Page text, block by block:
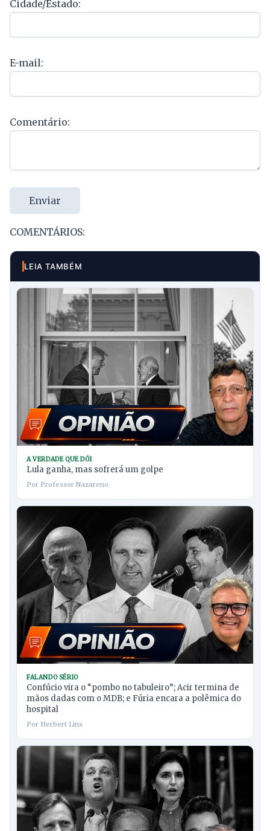
Cidade/Estado:
E-mail:
Comentário:
Enviar
COMENTÁRIOS:
LEIA TAMBÉM
A VERDADE QUE DÓI
Lula ganha, mas sofrerá um golpe
Por Professor Nazareno
FALANDO SÉRIO
Confúcio vira o “pombo no tabuleiro”; Acir termina de
mãos dadas com o MDB; e Fúria encara a polêmica do
hospital
Por Herbert Lins